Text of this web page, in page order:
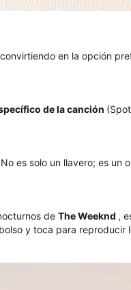
en la opción
de la canción
es solo un llavero; es un
de The Weeknd ,
y toca para reproducir